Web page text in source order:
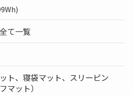
て一覧
ト、寝袋マット、スリーピン
マット）